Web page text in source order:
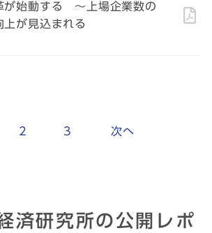
が始動する ～上場企業数の
が見込まれる
2 3 次へ
済研究所の公開レポ